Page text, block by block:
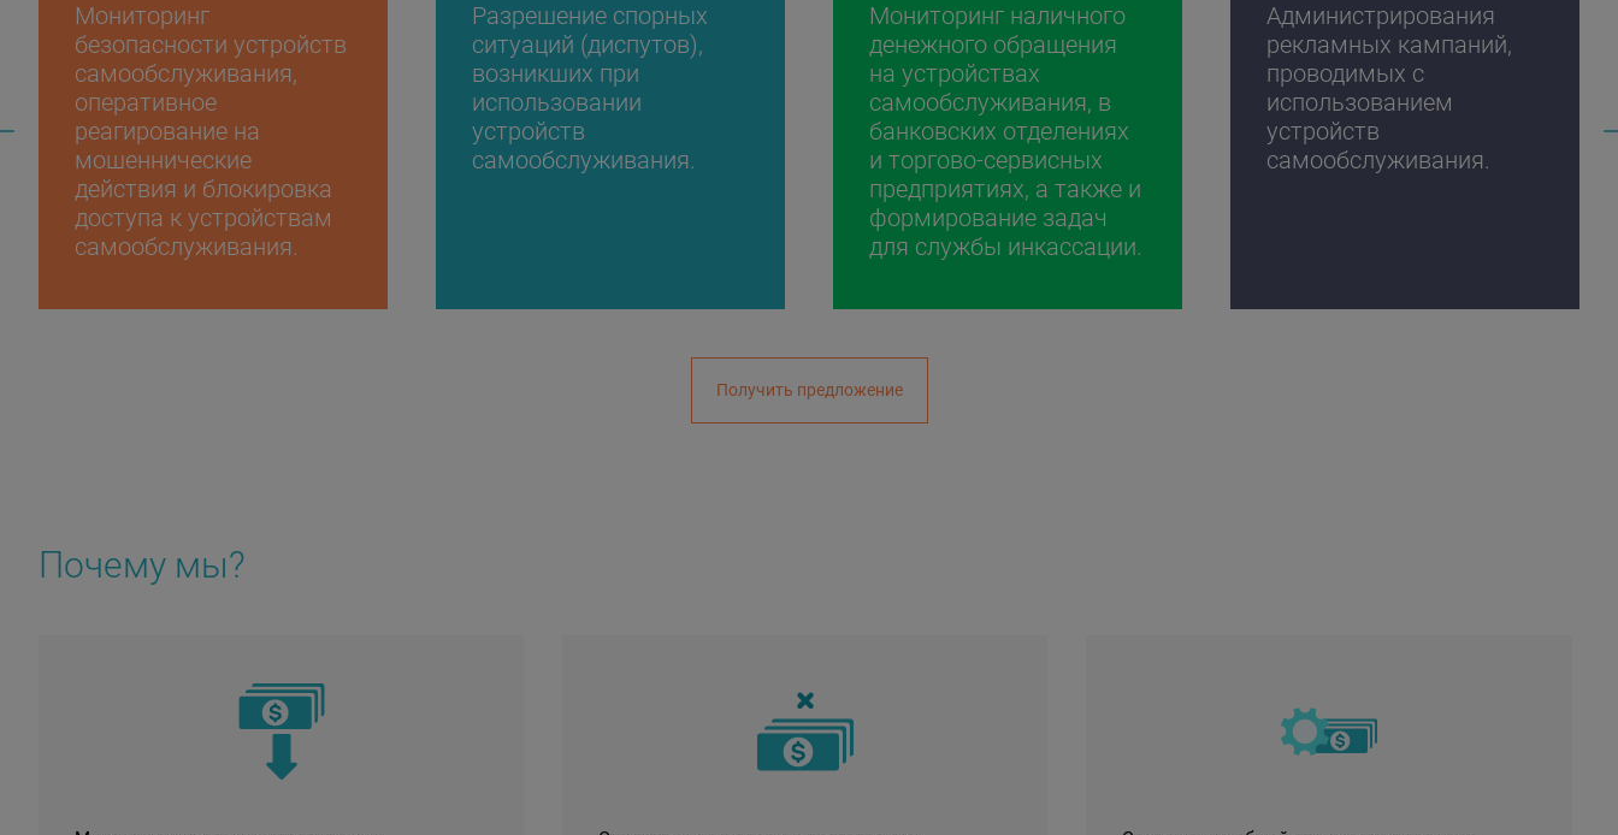
Мониторинг
безопасности устройств
самообслуживания,
оперативное
реагирование на
мошеннические
действия и блокировка
доступа к устройствам
самообслуживания.
Разрешение спорных
ситуаций (диспутов),
возникших при
использовании
устройств
самообслуживания.
Мониторинг наличного
денежного обращения
на устройствах
самообслуживания, в
банковских отделениях
и торгово-сервисных
предприятиях, а также и
формирование задач
для службы инкассации.
Администрирования
рекламных кампаний,
проводимых с
использованием
устройств
самообслуживания.
Получить предложение
Почему мы?